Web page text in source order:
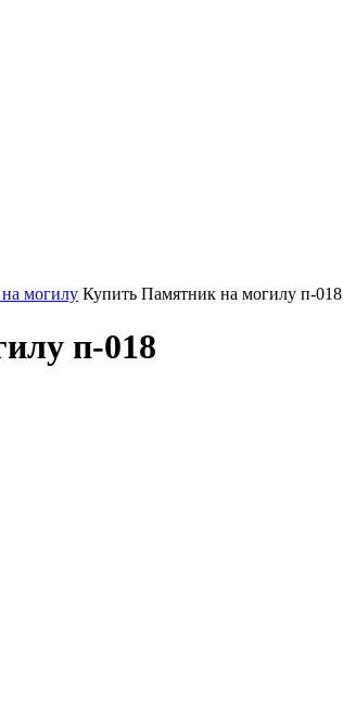
могилу Купить Памятник на могилу п-018
п-018